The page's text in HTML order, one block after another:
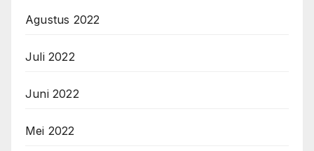
Agustus 2022
Juli 2022
Juni 2022
Mei 2022